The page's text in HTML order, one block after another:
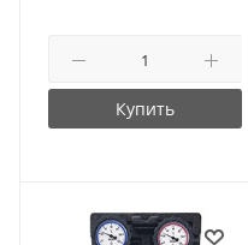
Купить